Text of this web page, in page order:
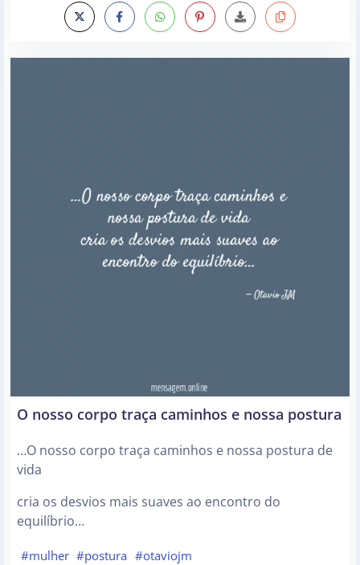
O nosso corpo traça caminhos e nossa postura
…O nosso corpo traça caminhos e nossa postura de
vida
cria os desvios mais suaves ao encontro do
equilíbrio…
#mulher #postura #otaviojm